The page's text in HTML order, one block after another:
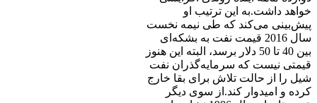
خواهد داشت.به این ترتیب او
پیش‌بینی می‌کند که طی نیمه نخست
سال 2016 قیمت نفت به بشکه‌ای
بین 40 تا 50 دلار برسد، البته این هنوز
قیمتی نیست که سرمایه‌گذران نفت
شیل را از حالت تلاش برای بقا خارج
کرده و امیدوار کند.از سوی دیگر